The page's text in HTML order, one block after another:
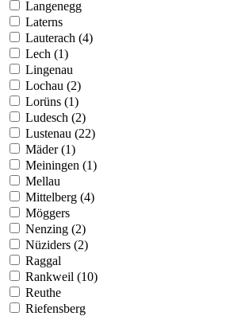
Langenegg
Laterns
Lauterach (4)
Lech (1)
Lingenau
Lochau (2)
Lorüns (1)
Ludesch (2)
Lustenau (22)
Mäder (1)
Meiningen (1)
Mellau
Mittelberg (4)
Möggers
Nenzing (2)
Nüziders (2)
Raggal
Rankweil (10)
Reuthe
Riefensberg